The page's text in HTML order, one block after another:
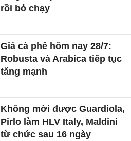
rồi bỏ chạy
Giá cà phê hôm nay 28/7:
Robusta và Arabica tiếp tục
tăng mạnh
Không mời được Guardiola,
Pirlo làm HLV Italy, Maldini
từ chức sau 16 ngày